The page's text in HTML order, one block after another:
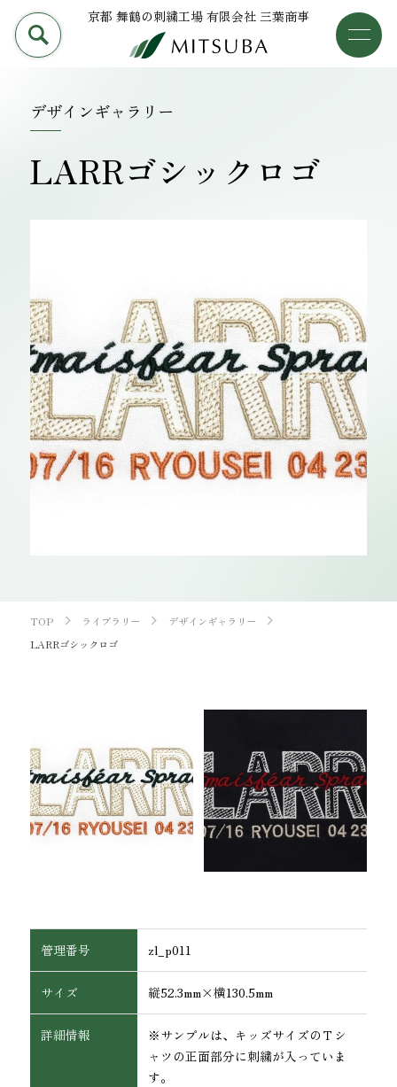
京都 舞鶴の刺繍工場 有限会社 三葉商事
三葉商事について
会社概要
採用情報
お知らせ
オンラインショップ
LINE
PRODUCT 加工事例
OEM
製品刺繍
ワッペン・腕章
デザインギャラリー
LARRゴシックロゴ
TOP ライブラリー
デザインギャラリー
LARRゴシックロゴ
管理番号 zl_p011
サイズ 縦52.3mm×横130.5mm
詳細情報
※サンプルは、キッズサイズのＴシ
ャツの正面部分に刺繍が入っていま
す。